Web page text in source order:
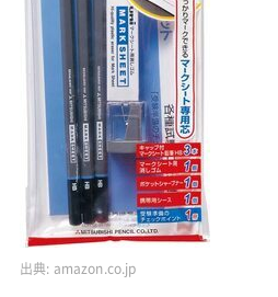
出典: amazon.co.jp